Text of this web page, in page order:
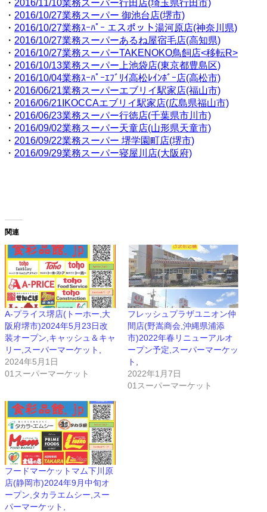
・ 2016/11/10業務スーパー行田店(埼玉県行田市)
・ 2016/10/27業務スーパー 御池台店(堺市)
・ 2016/10/27業務ｽｰﾊﾟｰ エスポット湯河原店(神奈川県)
・ 2016/10/27業務スーパーあるね屋宿毛店(高知県)
・ 2016/10/27業務スーパーTAKENOKO鳥飼店<移転R>
・ 2016/10/13業務スーパー上池袋店(東京都豊島区)
・ 2016/10/04業務ｽｰﾊﾟｰｴﾌﾞﾘｲ高松ﾚｲﾝﾎﾞｰ店(高松市)
・ 2016/06/21業務スーパーエブリイ駅家店(福山市)
・ 2016/06/21IKOCCAエブリイ駅家店(広島県福山市)
・ 2016/06/23業務スーパー行徳店(千葉県市川市)
・ 2016/09/02業務スーパー天童店(山形県天童市)
・ 2016/09/22業務スーパー 堺学園町店(堺市)
・ 2016/09/29業務スーパー寝屋川店(大阪府)
関連
A-プライス堺店(トーホー,大
阪府堺市)2024年5月23日改
装オープン,キャッシュ＆キャ
リー,スーパーマーケット,
2024年5月1日
01スーパーマーケット
フレッシュプラザユニオン仲
間店(野嵩商会,沖縄県浦添
市)2022年春リニューアルオ
ープン予定,スーパーマーケッ
ト,
2022年1月7日
01スーパーマーケット
フードマーケットマム下川原
店(静岡市)2024年9月中旬オ
ープン,タカラエムシー,スー
パーマーケット,